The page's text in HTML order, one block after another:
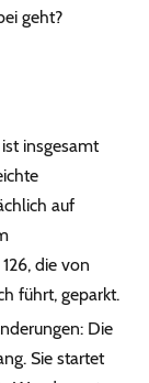
geht?
insgesamt
auf
die von
führt, geparkt.
Die
Sie startet